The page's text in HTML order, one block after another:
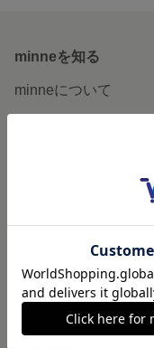
minneを知る
minneについて
作品販売について
minneで売りたい